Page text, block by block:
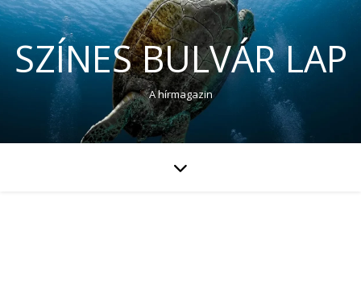
SZÍNES BULVÁR LAP
A hírmagazin